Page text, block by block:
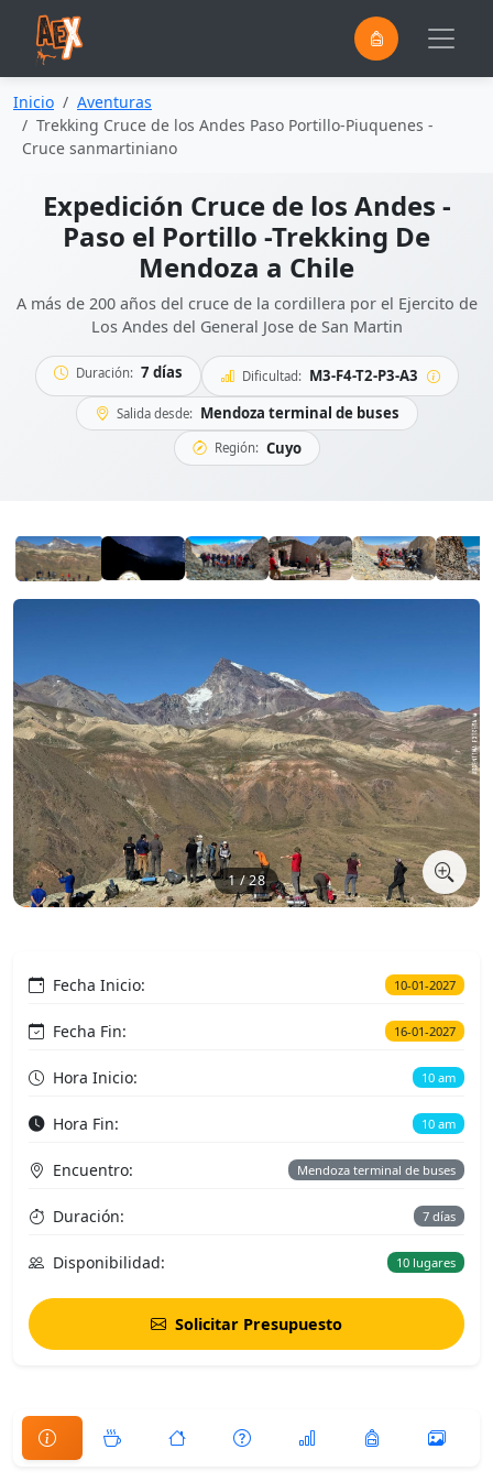
Inicio
Aventuras
Trekking Cruce de los Andes Paso Portillo-Piuquenes -
Cruce sanmartiniano
Expedición Cruce de los Andes -
Paso el Portillo -Trekking De
Mendoza a Chile
A más de 200 años del cruce de la cordillera por el Ejercito de
Los Andes del General Jose de San Martin
Duración: 7 días Dificultad: M3-F4-T2-P3-A3
Salida desde: Mendoza terminal de buses
Región: Cuyo
1 / 28
Fecha Inicio: 10-01-2027
Fecha Fin: 16-01-2027
Hora Inicio: 10 am
Hora Fin: 10 am
Encuentro: Mendoza terminal de buses
Duración: 7 días
Disponibilidad: 10 lugares
Solicitar Presupuesto